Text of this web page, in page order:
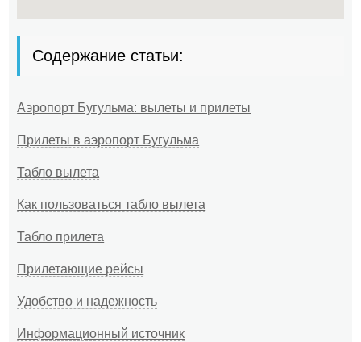
Содержание статьи:
Аэропорт Бугульма: вылеты и прилеты
Прилеты в аэропорт Бугульма
Табло вылета
Как пользоваться табло вылета
Табло прилета
Прилетающие рейсы
Удобство и надежность
Информационный источник